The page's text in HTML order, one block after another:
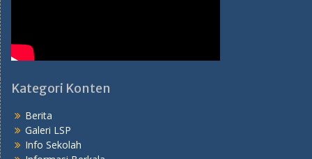
Kategori Konten
Berita
Galeri LSP
Info Sekolah